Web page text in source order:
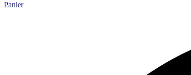
Panier